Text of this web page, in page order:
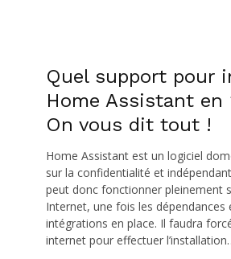
Quel support pour
Home Assistant en
On vous dit tout !
Home Assistant est un logiciel
sur la confidentialité et
peut donc fonctionner pleinement
Internet, une fois les dépendances
intégrations en place. Il faudra
internet pour effectuer